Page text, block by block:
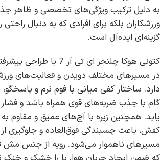
به دلیل ترکیب ویژگی‌های تخصصی و ظاهر
ورزشکاران بلکه برای افرادی که به دنبال
گزینه‌ای ایده‌آل است.
کتونی هوکا چلنجر ای تی آر
در مسیرهای مختلف دویدن و فعالیت‌های
دارد. ساختار کفی میانی با فوم نرم و
گام با جذب ضربه‌های قوی همراه باشد و
یابد. همچنین زیره با آج‌های عمیق و مقاوم به
کفش، باعث چسبندگی فوق‌العاده و جلوگیری
مسیرهای ناهموار می‌شود. رویه از جنس